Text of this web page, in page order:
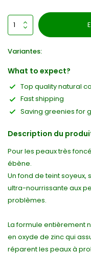
Variantes:
What to expect?
Top quality natural
Fast shipping
Saving greenies for
Description du
Pour les peaux très
ébène.
Un fond de teint soyeux,
ultra-nourrissante aux
problèmes.
La formule entièrement
en oxyde de zinc qui
réparent les peaux à